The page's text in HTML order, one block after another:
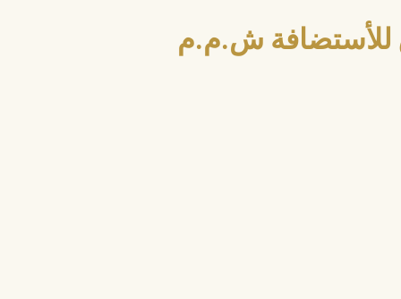
للأستضافة ش.م.م